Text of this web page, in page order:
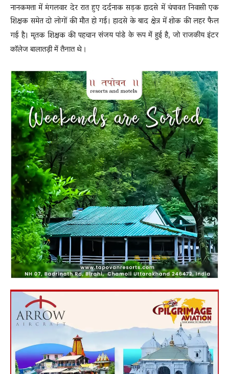
नानकमत्ता में मंगलवार देर रात हुए दर्दनाक सड़क हादसे में चंपावत निवासी एक
शिक्षक समेत दो लोगों की मौत हो गई। हादसे के बाद क्षेत्र में शोक की लहर फैल
गई है। मृतक शिक्षक की पहचानसंजय पांडेके रूप में हुई है, जो राजकीय इंटर
कॉलेज बालातड़ी में तैनात थे।